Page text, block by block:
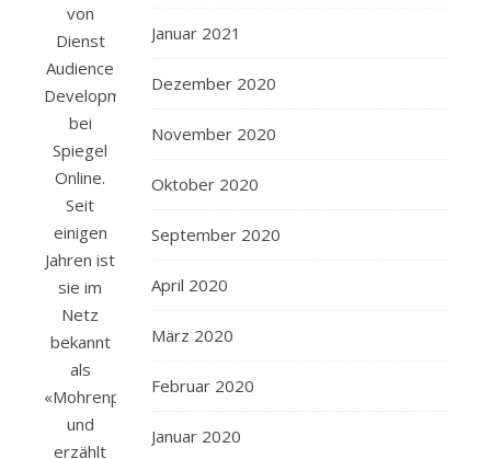
von
Dienst
Audience
Development
bei
Spiegel
Online.
Seit
einigen
Jahren ist
sie im
Netz
bekannt
als
«Mohrenpost»
und
erzählt
Januar 2021
Dezember 2020
November 2020
Oktober 2020
September 2020
April 2020
März 2020
Februar 2020
Januar 2020